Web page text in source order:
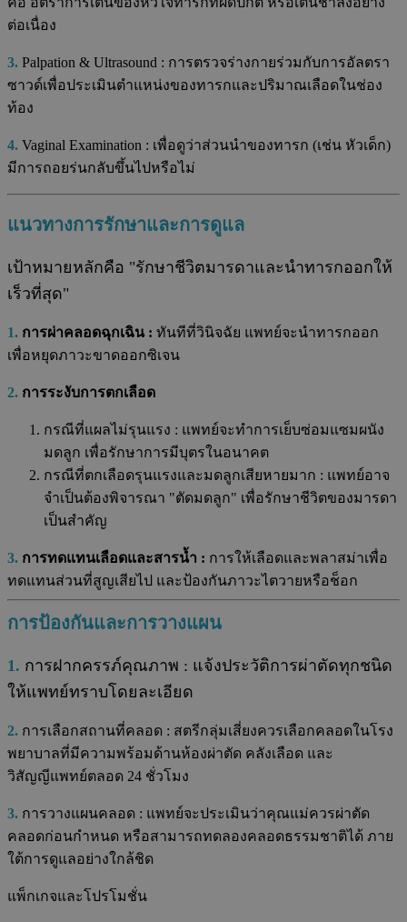
ต่อเนื่อง
3. Palpation & Ultrasound : การตรวจร่างกายร่วมกับการอัลตรา
ซาวด์เพื่อประเมินตำแหน่งของทารกและปริมาณเลือดในช่อง
ท้อง
4. Vaginal Examination : เพื่อดูว่าส่วนนำของทารก (เช่น หัวเด็ก)
มีการถอยร่นกลับขึ้นไปหรือไม่
แนวทางการรักษาและการดูแล
เป้าหมายหลักคือ "รักษาชีวิตมารดาและนำทารกออกให้
เร็วที่สุด"
1. การผ่าคลอดฉุกเฉิน : ทันทีที่วินิจฉัย แพทย์จะนำทารกออก
เพื่อหยุดภาวะขาดออกซิเจน
2. การระงับการตกเลือด
กรณีที่แผลไม่รุนแรง : แพทย์จะทำการเย็บซ่อมแซมผนัง
มดลูก เพื่อรักษาการมีบุตรในอนาคต
กรณีที่ตกเลือดรุนแรงและมดลูกเสียหายมาก : แพทย์อาจ
จำเป็นต้องพิจารณา "ตัดมดลูก" เพื่อรักษาชีวิตของมารดา
เป็นสำคัญ
3. การทดแทนเลือดและสารน้ำ : การให้เลือดและพลาสม่าเพื่อ
ทดแทนส่วนที่สูญเสียไป และป้องกันภาวะไตวายหรือช็อก
การป้องกันและการวางแผน
1. การฝากครรภ์คุณภาพ : แจ้งประวัติการผ่าตัดทุกชนิด
ให้แพทย์ทราบโดยละเอียด
2. การเลือกสถานที่คลอด : สตรีกลุ่มเสี่ยงควรเลือกคลอดในโรง
พยาบาลที่มีความพร้อมด้านห้องผ่าตัด คลังเลือด และ
วิสัญญีแพทย์ตลอด 24 ชั่วโมง
3. การวางแผนคลอด : แพทย์จะประเมินว่าคุณแม่ควรผ่าตัด
คลอดก่อนกำหนด หรือสามารถทดลองคลอดธรรมชาติได้ ภาย
ใต้การดูแลอย่างใกล้ชิด
แพ็กเกจและโปรโมชั่น